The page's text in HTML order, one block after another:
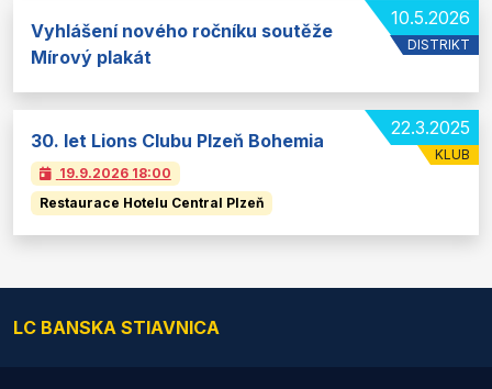
10.5.2026
DISTRIKT
Vyhlášení nového ročníku soutěže
Mírový plakát
22.3.2025
KLUB
30. let Lions Clubu Plzeň Bohemia
19.9.2026 18:00
Restaurace Hotelu Central Plzeň
LC BANSKA STIAVNICA